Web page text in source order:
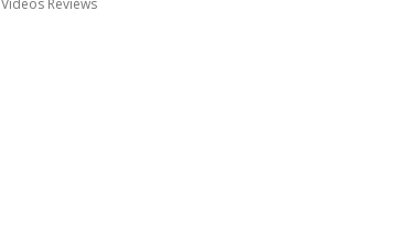
Videos Reviews